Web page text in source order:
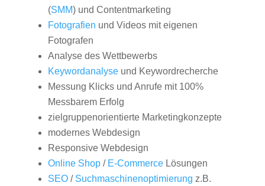
(SMM) und Contentmarketing
Fotografien und Videos mit eigenen
Fotografen
Analyse des Wettbewerbs
Keywordanalyseund Keywordrecherche
Messung Klicks und Anrufe mit 100%
Messbarem Erfolg
zielgruppenorientierte Marketingkonzepte
modernes Webdesign
Responsive Webdesign
Online Shop/ E-CommerceLösungen
SEO/ Suchmaschinenoptimierung z.B.